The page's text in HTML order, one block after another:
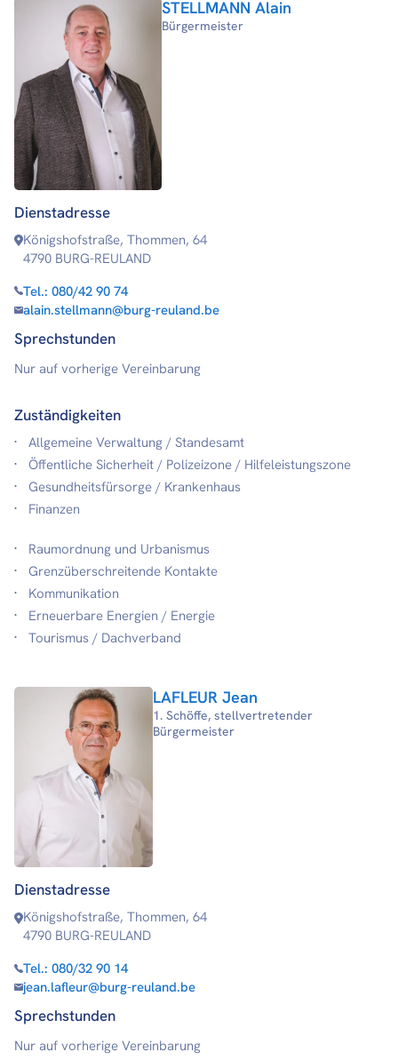
STELLMANN Alain
Bürgermeister
Dienstadresse
Königshofstraße, Thommen, 64
4790 BURG-REULAND
Tel.: 080/42 90 74
alain.stellmann@burg-reuland.be
Sprechstunden
Nur auf vorherige Vereinbarung
Zuständigkeiten
Allgemeine Verwaltung / Standesamt
Öffentliche Sicherheit / Polizeizone / Hilfeleistungszone
Gesundheitsfürsorge / Krankenhaus
Finanzen
Raumordnung und Urbanismus
Grenzüberschreitende Kontakte
Kommunikation
Erneuerbare Energien / Energie
Tourismus / Dachverband
LAFLEUR Jean
1. Schöffe, stellvertretender
Bürgermeister
Dienstadresse
Königshofstraße, Thommen, 64
4790 BURG-REULAND
Tel.: 080/32 90 14
jean.lafleur@burg-reuland.be
Sprechstunden
Nur auf vorherige Vereinbarung